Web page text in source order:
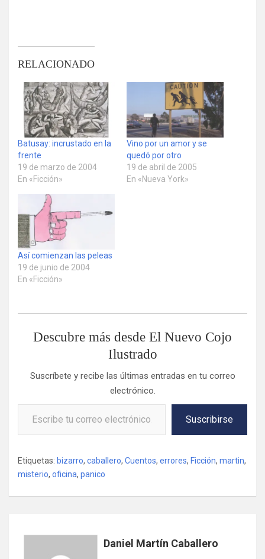
RELACIONADO
Batusay: incrustado en la
frente
19 de marzo de 2004
En «Ficción»
Vino por un amor y se
quedó por otro
19 de abril de 2005
En «Nueva York»
Así comienzan las peleas
19 de junio de 2004
En «Ficción»
Descubre más desde El Nuevo Cojo
Ilustrado
Suscríbete y recibe las últimas entradas en tu correo
electrónico.
Escribe tu correo electrónico…
Suscribirse
Etiquetas: bizarro, caballero, Cuentos, errores, Ficción, martin,
misterio, oficina, panico
Daniel Martín Caballero